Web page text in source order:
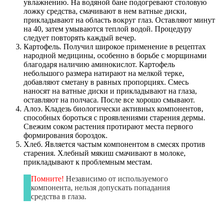
увлажнению. На водяной бане подогревают столовую
ложку средства, смачивают в нем ватные диски,
прикладывают на область вокруг глаз. Оставляют минут
на 40, затем умываются теплой водой. Процедуру
следует повторять каждый вечер.
Картофель. Получил широкое применение в рецептах
народной медицины, особенно в борьбе с морщинами
благодаря наличию аминокислот. Картофель
небольшого размера натирают на мелкой терке,
добавляют сметану в равных пропорциях. Смесь
наносят на ватные диски и прикладывают на глаза,
оставляют на полчаса. После все хорошо смывают.
Алоэ. Кладезь биологически активных компонентов,
способных бороться с проявлениями старения дермы.
Свежим соком растения протирают места первого
формирования бороздок.
Хлеб. Является частым компонентом в смесях против
старения. Хлебный мякиш смачивают в молоке,
прикладывают к проблемным местам.
Помните! Независимо от используемого
компонента, нельзя допускать попадания
средства в глаза.